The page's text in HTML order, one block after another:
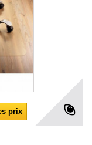
prix